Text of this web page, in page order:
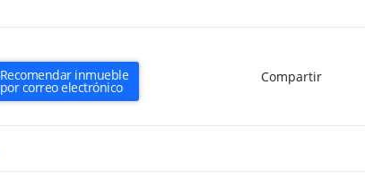
Recomendar inmueble
por correo electrónico
Compartir